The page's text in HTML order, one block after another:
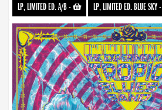
LP, LIMITED ED. A/B- LP, LIMITED ED. BLUE SKY-